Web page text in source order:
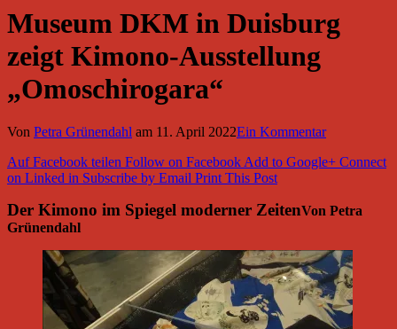
Museum DKM in Duisburg
zeigt Kimono-Ausstellung
„Omoschirogara“
Von Petra Grünendahl am 11. April 2022Ein Kommentar
Auf Facebook teilen Follow on FacebookAdd to Google+ Connect
on Linked in Subscribe by Email Print This Post
Der Kimono im Spiegel moderner ZeitenVon Petra
Grünendahl